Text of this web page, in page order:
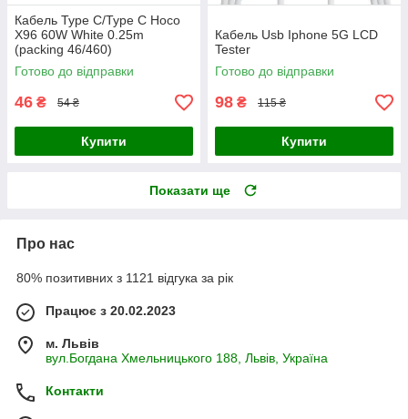
Кабель Type C/Type C Hoco
X96 60W White 0.25m
(packing 46/460)
Готово до відправки
46 ₴ 54 ₴
Купити
Кабель Usb Iphone 5G LCD
Tester
Готово до відправки
98 ₴ 115 ₴
Купити
Показати ще
Про нас
80% позитивних з 1121 відгука за рік
Працює з 20.02.2023
м. Львів
вул.Богдана Хмельницького 188, Львів, Україна
Контакти